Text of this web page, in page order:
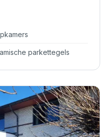
parkettegels